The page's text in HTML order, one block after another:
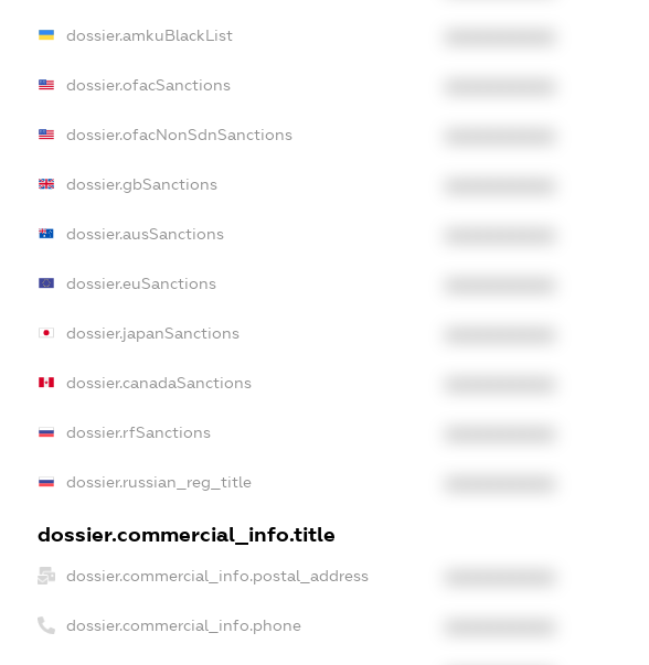
dossier.amkuBlackList
dossier.ofacSanctions
dossier.ofacNonSdnSanctions
dossier.gbSanctions
dossier.ausSanctions
dossier.euSanctions
dossier.japanSanctions
dossier.canadaSanctions
dossier.rfSanctions
dossier.russian_reg_title
dossier.commercial_info.title
dossier.commercial_info.postal_address
dossier.commercial_info.phone